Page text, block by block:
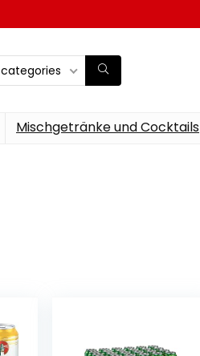
Mischgetränke und Cocktails